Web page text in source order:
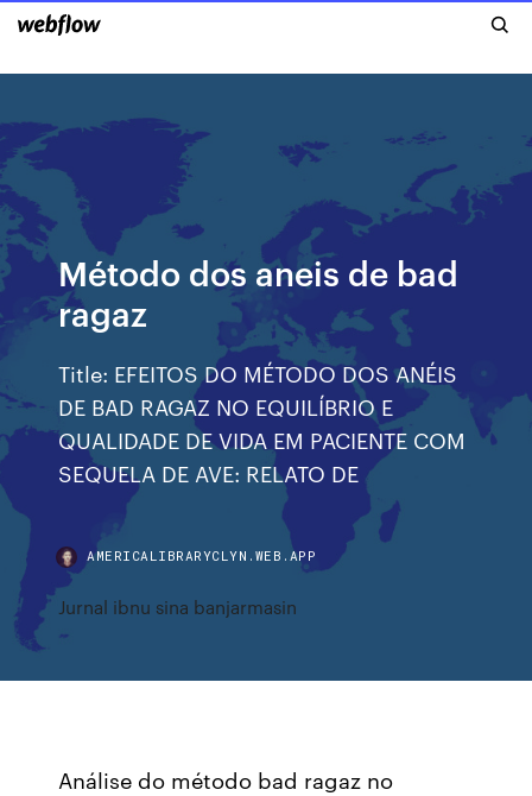
Método dos aneis de bad
ragaz
Title: EFEITOS DO MÉTODO DOS ANÉIS
DE BAD RAGAZ NO EQUILÍBRIO E
QUALIDADE DE VIDA EM PACIENTE COM
SEQUELA DE AVE: RELATO DE
AMERICALIBRARYCLYN.WEB.APP
Jurnal ibnu sina banjarmasin
Análise do método bad ragaz no